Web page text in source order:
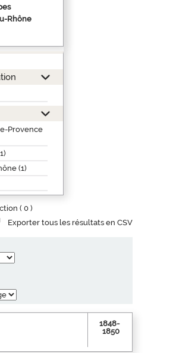
Rhône
Provence
(1)
( 0 )
Exporter tous les résultats en CSV
1848-
1850